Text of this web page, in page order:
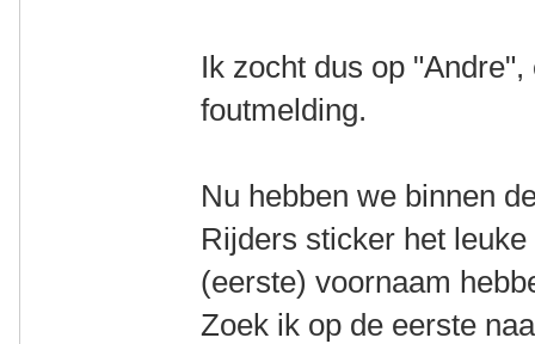
Ik zocht dus op
foutmelding.
Nu hebben we binnen
Rijders sticker het
(eerste) voornaam
Zoek ik op de eerste